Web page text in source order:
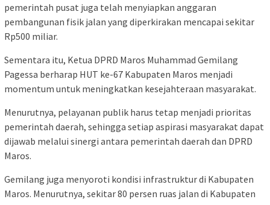
pemerintah pusat juga telah menyiapkan anggaran
pembangunan fisik jalan yang diperkirakan mencapai sekitar
Rp500 miliar.
Sementara itu, Ketua DPRD Maros Muhammad Gemilang
Pagessa berharap HUT ke-67 Kabupaten Maros menjadi
momentum untuk meningkatkan kesejahteraan masyarakat.
Menurutnya, pelayanan publik harus tetap menjadi prioritas
pemerintah daerah, sehingga setiap aspirasi masyarakat dapat
dijawab melalui sinergi antara pemerintah daerah dan DPRD
Maros.
Gemilang juga menyoroti kondisi infrastruktur di Kabupaten
Maros. Menurutnya, sekitar 80 persen ruas jalan di Kabupaten